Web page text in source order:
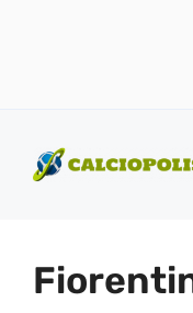
contenuto